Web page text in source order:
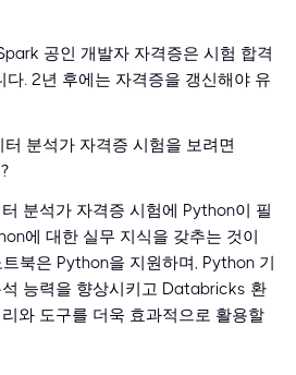
공인 개발자 자격증은 시험 합격
. 2년 후에는 자격증을 갱신해야 유
분석가 자격증 시험을 보려면
분석가 자격증 시험에 Python이 필
에 대한 실무 지식을 갖추는 것이
북은 Python을 지원하며, Python 기
능력을 향상시키고 Databricks 환
와 도구를 더욱 효과적으로 활용할